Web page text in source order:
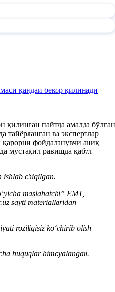
қандай бекор қилинади
қилинган пайтда амалда бўлган
тайёрланган ва экспертлар
фойдаланувчи аниқ
мустақил равишда қабул
ishlab chiqilgan.
maslahatchi” EMT,
sayti materiallaridan
roziligisiz koʻchirib olish
huquqlar himoyalangan.